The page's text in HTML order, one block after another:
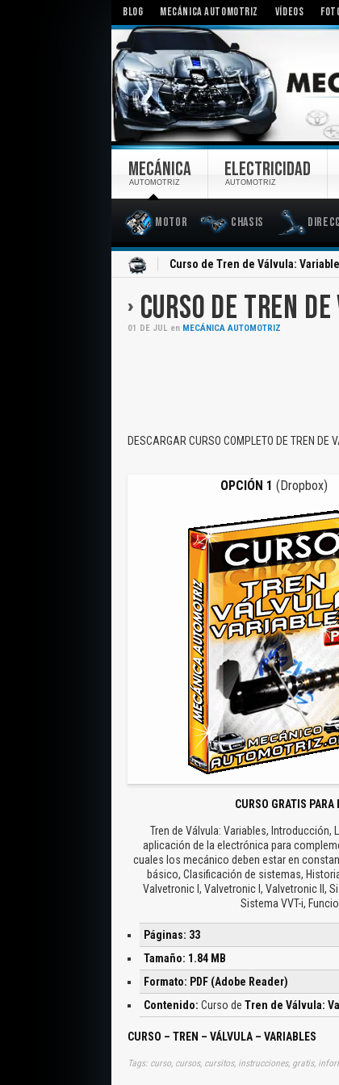
BLOG MECÁNICA AUTOMOTRIZ VÍDEOS
MECÁNICA
AUTOMOTRIZ
Motor Chasis
ELECTRICIDAD
AUTOMOTRIZ
Curso de Tren de Válvula:
CURSO DE TREN
01 DE JUL en MECÁNICA AUTOMOTRIZ
DESCARGAR CURSO COMPLETO DE TREN DE
OPCIÓN 1 (Dropbox)
CURSO GRATIS
Tren de Válvula: Variables,
aplicación de la electrónica para
cuales los mecánico deben estar en
básico, Clasificación de sistemas,
Valvetronic I, Valvetronic I, Valvetronic II,
Sistema VVT-i,
Páginas: 33
Tamaño: 1.84 MB
Formato: PDF (Adobe Reader)
Contenido: Curso de Tren de Válvula:
CURSO – TREN – VÁLVULA – VARIABLES
Tags: curso, cursos, cursitos, instrucciones, gratis,